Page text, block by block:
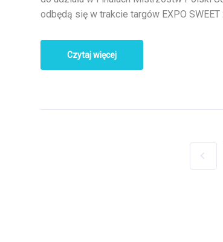
odbędą się w trakcie targów EXPO SWEET
Czytaj więcej